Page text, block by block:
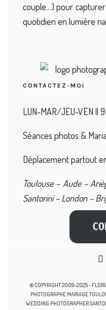
couple…) pour
quotidien en lumière
CONTACTEZ-MOI
LUN-MAR/JEU-VEN ||
Séances photos &
Déplacement partout
Toulouse – Aude –
Santorini – London –
© COPYRIGHT 2009-2025 -
PHOTOGRAPHE MARIAGE
WEDDING PHOTOGRAPHER